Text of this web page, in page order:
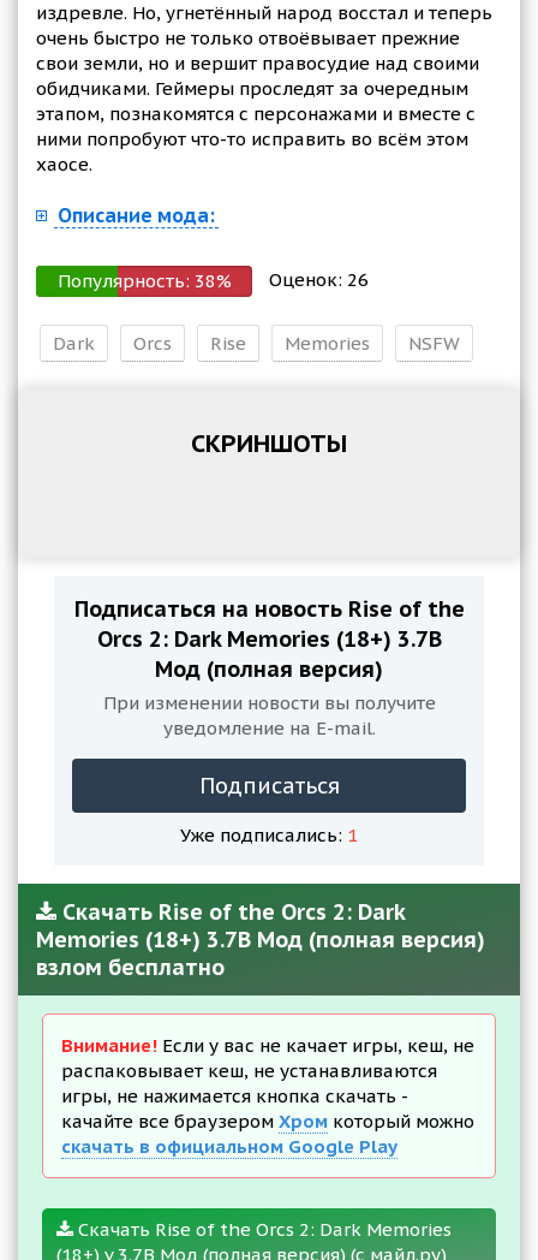
издревле. Но, угнетённый народ восстал и теперь
очень быстро не только отвоёвывает прежние
свои земли, но и вершит правосудие над своими
обидчиками. Геймеры проследят за очередным
этапом, познакомятся с персонажами и вместе с
ними попробуют что-то исправить во всём этом
хаосе.
Описание мода:
Популярность: 38% Оценок: 26
Dark Orcs Rise Memories NSFW
СКРИНШОТЫ
Подписаться на новость Rise of the
Orcs 2: Dark Memories (18+) 3.7B
Мод (полная версия)
При изменении новости вы получите
уведомление на E-mail.
Подписаться
Уже подписались: 1
Скачать Rise of the Orcs 2: Dark
Memories (18+) 3.7B Мод (полная версия)
взлом бесплатно
Внимание! Если у вас не качает игры, кеш, не
распаковывает кеш, не устанавливаются
игры, не нажимается кнопка скачать -
качайте все браузером Хром который можно
скачать в официальном Google Play
Скачать Rise of the Orcs 2: Dark Memories
(18+) v 3.7B Мод (полная версия) (с майл.ру)